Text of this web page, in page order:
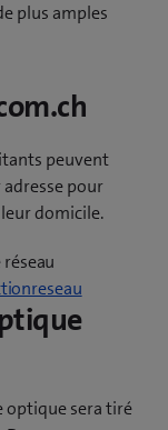
plus amples
peuvent
pour
domicile.
optique sera tiré